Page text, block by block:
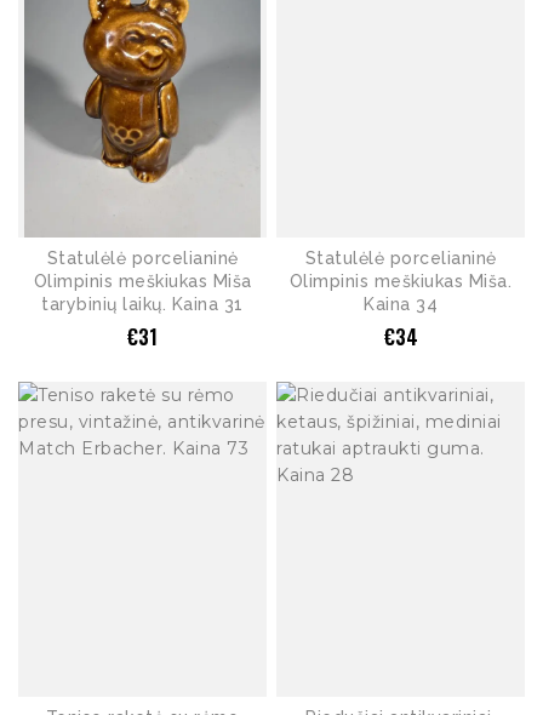
Statulėlė porcelianinė
Olimpinis meškiukas Miša
tarybinių laikų. Kaina 31
€31
Statulėlė porcelianinė
Olimpinis meškiukas Miša.
Kaina 34
€34